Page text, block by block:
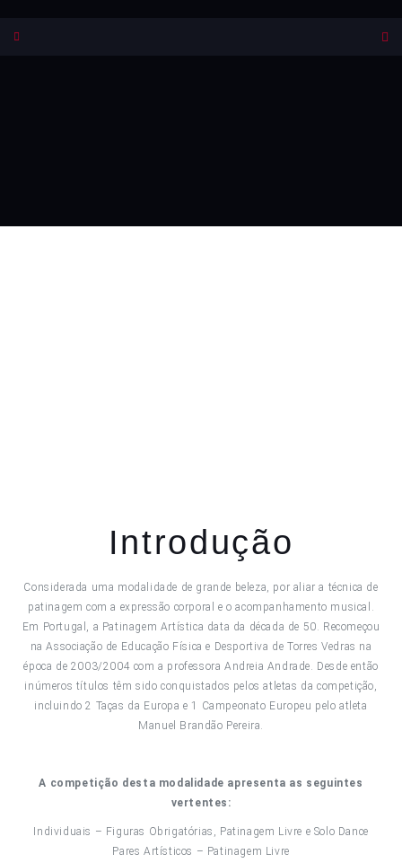
Introdução
Considerada uma modalidade de grande beleza, por aliar a técnica de
patinagem com a expressão corporal e o acompanhamento musical.
Em Portugal, a Patinagem Artística data da década de 50. Recomeçou
na Associação de Educação Física e Desportiva de Torres Vedras na
época de 2003/2004 com a professora Andreia Andrade. Desde então
inúmeros títulos têm sido conquistados pelos atletas da competição,
incluindo 2 Taças da Europa e 1 Campeonato Europeu pelo atleta
Manuel Brandão Pereira.
A competição desta modalidade apresenta as seguintes
vertentes:
Individuais – Figuras Obrigatórias, Patinagem Livre e Solo Dance
Pares Artísticos – Patinagem Livre